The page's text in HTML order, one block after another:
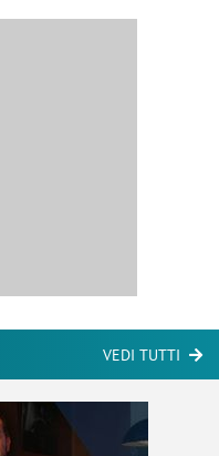
VEDI TUTTI